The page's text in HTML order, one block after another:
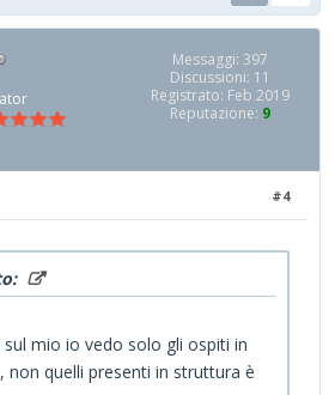
Messaggi: 397
Discussioni: 11
Registrato: Feb 2019
Reputazione: 9
#4
mio io vedo solo gli ospiti in
non quelli presenti in struttura è